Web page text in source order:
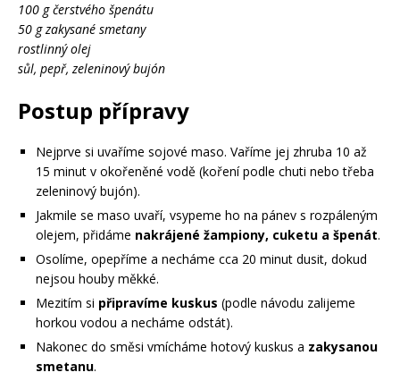
100 g čerstvého špenátu
50 g zakysané smetany
rostlinný olej
sůl, pepř, zeleninový bujón
Postup přípravy
Nejprve si uvaříme sojové maso. Vaříme jej zhruba 10 až
15 minut v okořeněné vodě (koření podle chuti nebo třeba
zeleninový bujón).
Jakmile se maso uvaří, vsypeme ho na pánev s rozpáleným
olejem, přidáme nakrájené žampiony, cuketu a špenát.
Osolíme, opepříme a necháme cca 20 minut dusit, dokud
nejsou houby měkké.
Mezitím si připravíme kuskus (podle návodu zalijeme
horkou vodou a necháme odstát).
Nakonec do směsi vmícháme hotový kuskus a zakysanou
smetanu.